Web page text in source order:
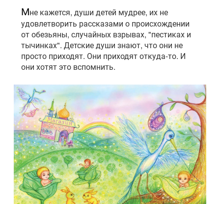
Мне кажется, души детей мудрее, их не
удовлетворить рассказами о происхождении
от обезьяны, случайных взрывах, "пестиках и
тычинках". Детские души знают, что они не
просто приходят. Они приходят откуда-то. И
они хотят это вспомнить.